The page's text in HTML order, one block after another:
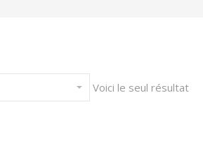
Voici le seul résultat